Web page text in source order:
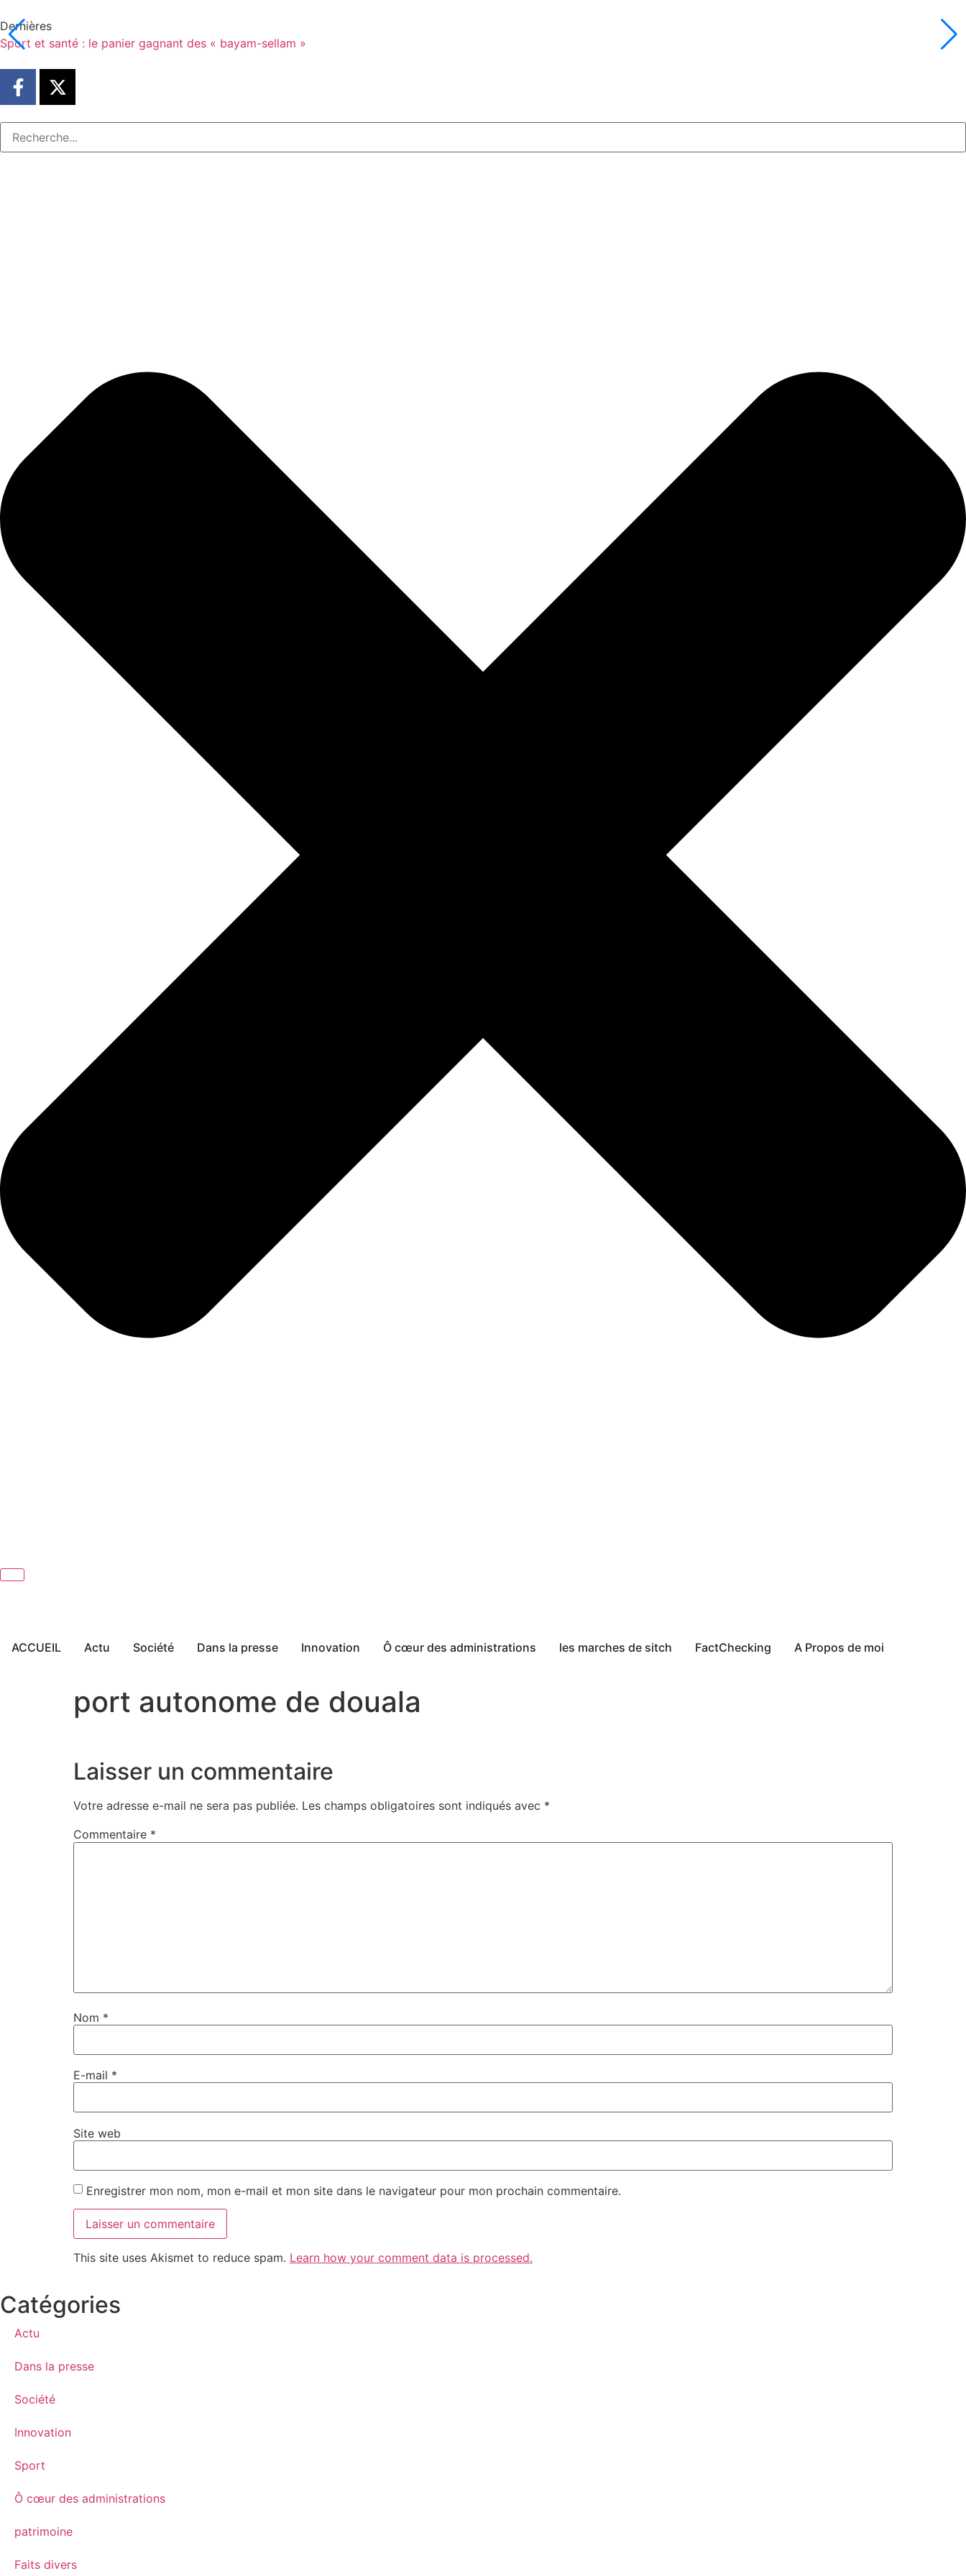
Dernières
Sport et santé : le panier gagnant des « bayam-sellam »
ACCUEIL Actu Société Dans la presse Innovation Ô cœur des administrations les marches de sitch FactChecking A Propos de moi
port autonome de douala
Laisser un commentaire
Votre adresse e-mail ne sera pas publiée. Les champs obligatoires sont indiqués avec *
Commentaire *
Nom *
E-mail *
Site web
Enregistrer mon nom, mon e-mail et mon site dans le navigateur pour mon prochain commentaire.
This site uses Akismet to reduce spam. Learn how your comment data is processed.
Catégories
Actu
Dans la presse
Société
Innovation
Sport
Ô cœur des administrations
patrimoine
Faits divers